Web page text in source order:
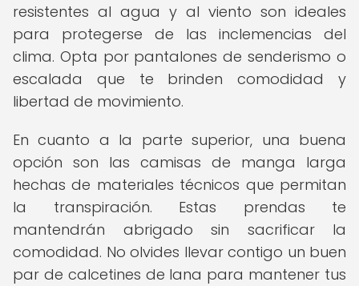
resistentes al agua y al viento son ideales
para protegerse de las inclemencias del
clima. Opta por pantalones de senderismo o
escalada que te brinden comodidad y
libertad de movimiento.
En cuanto a la parte superior, una buena
opción son las camisas de manga larga
hechas de materiales técnicos que permitan
la transpiración. Estas prendas te
mantendrán abrigado sin sacrificar la
comodidad. No olvides llevar contigo un buen
par de calcetines de lana para mantener tus